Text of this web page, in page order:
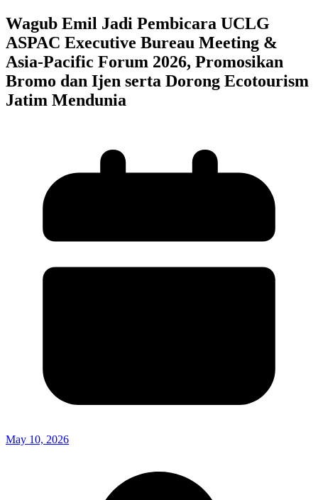
Wagub Emil Jadi Pembicara UCLG
ASPAC Executive Bureau Meeting &
Asia-Pacific Forum 2026, Promosikan
Bromo dan Ijen serta Dorong Ecotourism
Jatim Mendunia
May 10, 2026